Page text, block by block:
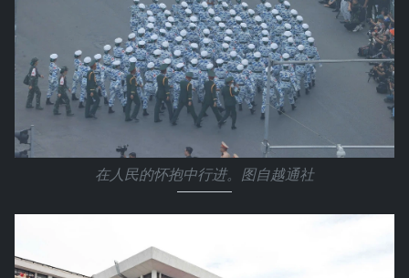
在人民的怀抱中行进。图自越通社